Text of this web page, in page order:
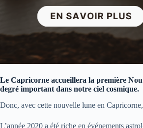
Le Capricorne accueillera la première
degré important dans notre ciel cosmique.
Donc, avec cette nouvelle lune en
L’année 2020 a été riche en événements